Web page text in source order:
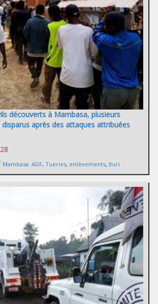
découverts à Mambasa, plusieurs
après des attaques attribuées
Mambasa. ADF, Tueries, enlèvements, Ituri